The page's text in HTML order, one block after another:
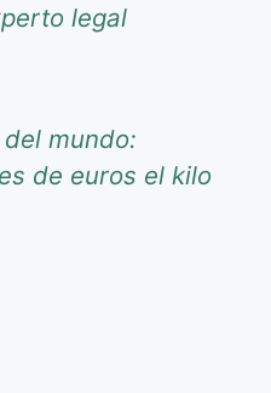
legal
mundo:
de euros el kilo